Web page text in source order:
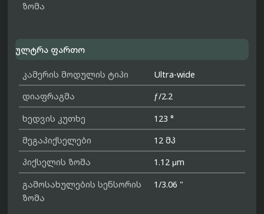
ზომა
ულტრა ფართო
კამერის მოდულის ტიპი
Ultra-wide
დიაფრაგმა
ƒ/2.2
ხედვის კუთხე
123 °
მეგაპიქსელები
12 მპ
პიქსელის ზომა
1.12 μm
გამოსახულების სენსორის
ზომა
1/3.06 "